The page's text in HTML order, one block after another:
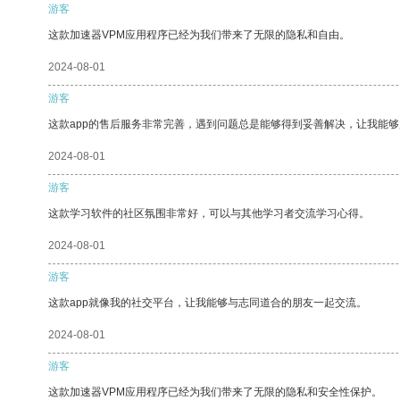
游客
这款加速器VPM应用程序已经为我们带来了无限的隐私和自由。
2024-08-01
游客
这款app的售后服务非常完善，遇到问题总是能够得到妥善解决，让我能够
2024-08-01
游客
这款学习软件的社区氛围非常好，可以与其他学习者交流学习心得。
2024-08-01
游客
这款app就像我的社交平台，让我能够与志同道合的朋友一起交流。
2024-08-01
游客
这款加速器VPM应用程序已经为我们带来了无限的隐私和安全性保护。